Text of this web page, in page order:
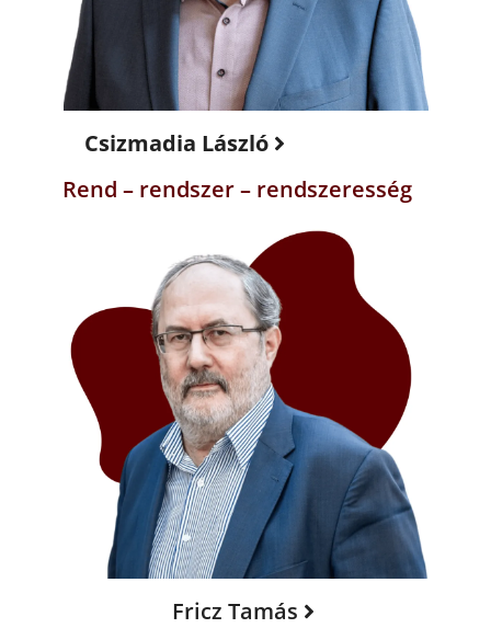
Csizmadia László
Rend – rendszer – rendszeresség
Fricz Tamás